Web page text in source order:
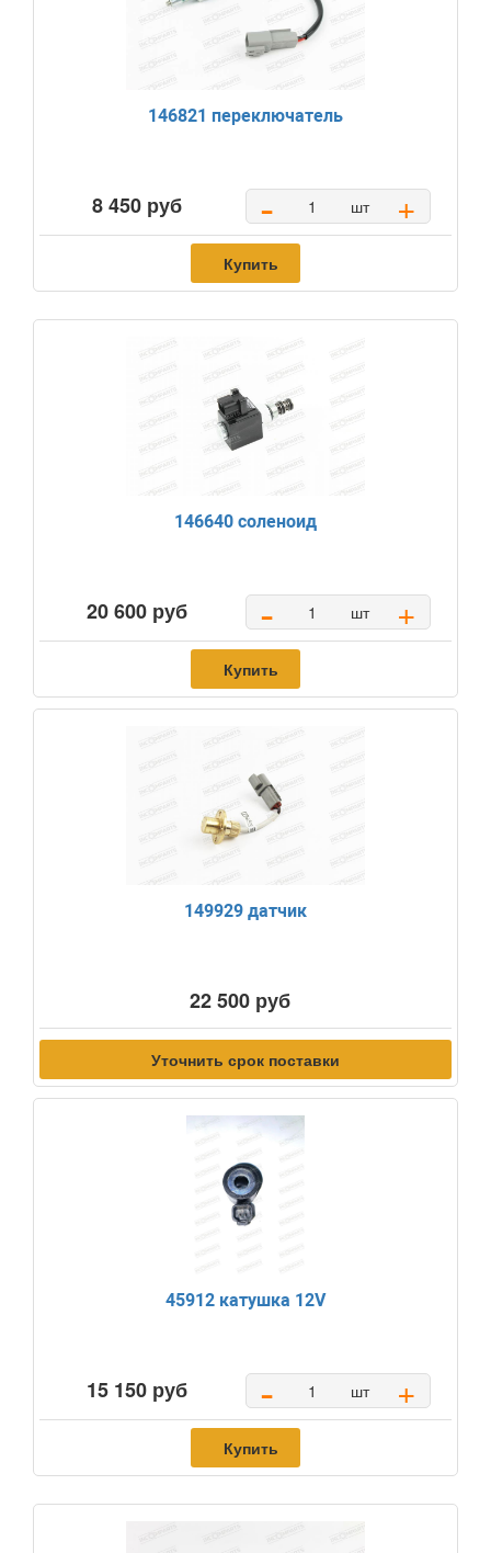
146821 переключатель
8 450 руб - шт +
Купить
146640 соленоид
20 600 руб - шт +
Купить
149929 датчик
22 500 руб
Уточнить срок поставки
45912 катушка 12V
15 150 руб - шт +
Купить